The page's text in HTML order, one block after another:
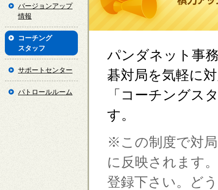
パンダネット事
碁対局を気軽に
「コーチングス
す。
※この制度で対
に反映されます
登録下さい。ど
バージョンアップ
情報
コーチング
スタッフ
サポートセンター
パトロールルーム